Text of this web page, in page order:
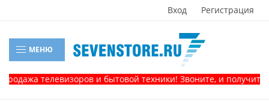
Вход Регистрация
МЕНЮ
и бытовой техники! Звоните, и получите